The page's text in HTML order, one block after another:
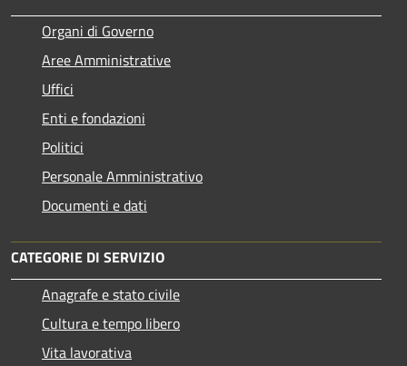
Organi di Governo
Aree Amministrative
Uffici
Enti e fondazioni
Politici
Personale Amministrativo
Documenti e dati
CATEGORIE DI SERVIZIO
Anagrafe e stato civile
Cultura e tempo libero
Vita lavorativa